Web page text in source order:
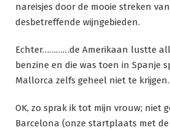
nareisjes door de mooie streken
desbetreffende wijngebieden.
Echter…………de Amerikaan lustte
benzine en die was toen in Spanje
Mallorca zelfs geheel niet te krijgen.
OK, zo sprak ik tot mijn vrouw; niet
Barcelona (onze startplaats met